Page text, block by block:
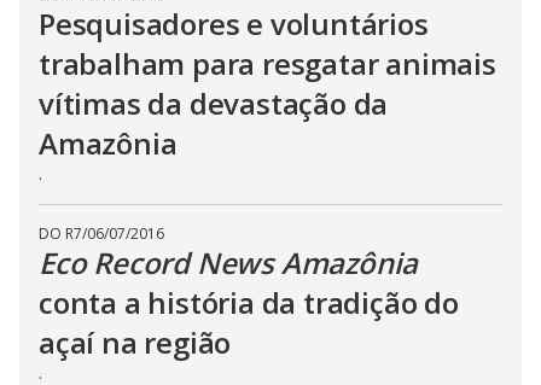
Pesquisadores e voluntários
trabalham para resgatar animais
vítimas da devastação da
Amazônia
.
DO R7/06/07/2016
Eco Record News Amazônia
conta a história da tradição do
açaí na região
.